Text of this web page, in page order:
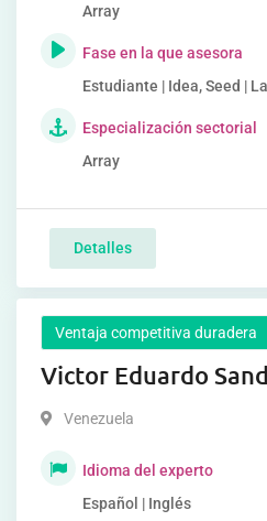
Array
Fase en la que asesora
Estudiante | Idea, Seed |
Especialización sectorial
Array
Detalles
Ventaja competitiva duradera
Victor Eduardo
Venezuela
Idioma del experto
Español | Inglés